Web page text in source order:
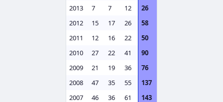
2013
7 7 12
26
2012
15 17 26
58
2011
12 16 22
50
2010
27 22 41
90
2009
21 19 36
76
2008
47 35 55
137
2007
46 36 61
143